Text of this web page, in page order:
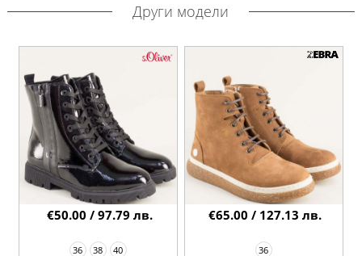
Други модели
36 38 40
€50.00 / 97.79 лв.
36
€65.00 / 127.13 лв.